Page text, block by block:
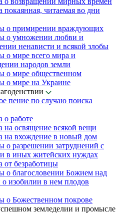
покаянная, читаемая во дни
о примирении враждующих
о умножении любви и
ненависти и всякой злобы
о мире всего мира и
народов земли
о мире общественном
о мире на Украине
пение по случаю поиска
о работе
на освящение всякой вещи
на вхождение в новый дом
о разрешении затруднений с
в иных житейских нуждах
от безработицы
о благословении Божием над
изобилии в нем плодов
о Божественном покрове
земледелии и промысле